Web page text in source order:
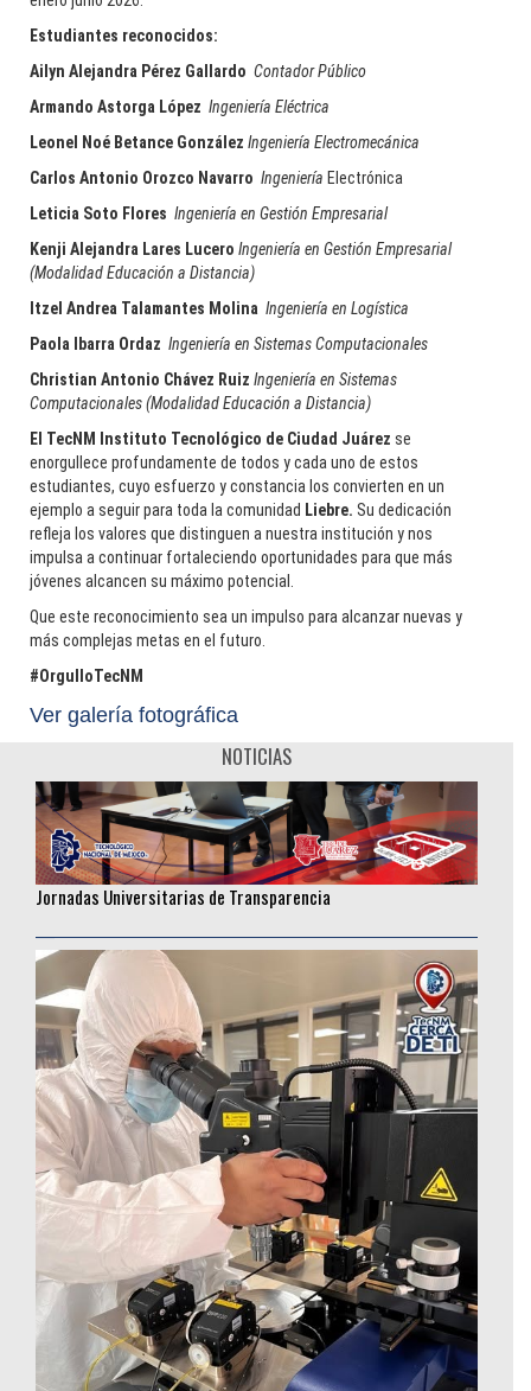
Estudiantes reconocidos:
Ailyn Alejandra Pérez Gallardo Contador Público
Armando Astorga López Ingeniería Eléctrica
Leonel Noé Betance González Ingeniería Electromecánica
Carlos Antonio Orozco Navarro Ingeniería Electrónica
Leticia Soto Flores Ingeniería en Gestión Empresarial
Kenji Alejandra Lares Lucero Ingeniería en Gestión Empresarial
(Modalidad Educación a Distancia)
Itzel Andrea Talamantes Molina Ingeniería en Logística
Paola Ibarra Ordaz Ingeniería en Sistemas Computacionales
Christian Antonio Chávez Ruiz Ingeniería en Sistemas
Computacionales(Modalidad Educación a Distancia)
El TecNM Instituto Tecnológico de Ciudad Juárez se
enorgullece profundamente de todos y cada uno de estos
estudiantes, cuyo esfuerzo y constancia los convierten en un
ejemplo a seguir para toda la comunidad Liebre. Su dedicación
refleja los valores que distinguen a nuestra institución y nos
impulsa a continuar fortaleciendo oportunidades para que más
jóvenes alcancen su máximo potencial.
Que este reconocimiento sea un impulso para alcanzar nuevas y
más complejas metas en el futuro.
#OrgulloTecNM
Ver galería fotográfica
NOTICIAS
Rodolfo Baylón: La curiosidad como motor de una trayectoria
sin fronteras
Jornadas Universitarias de Transparencia